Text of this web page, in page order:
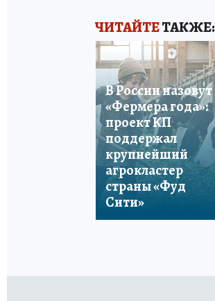
ЧИТАЙТЕТАКЖЕ:
В России назовут
«Фермера года»:
проект КП
поддержал
крупнейший
агрокластер
страны «Фуд
Сити»